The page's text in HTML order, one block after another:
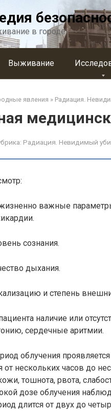
в городе
Выживание
явления » Радиация.
Радиация. Невидимый
важные
сознания.
дыхания.
и степень
наличие или
сердечные аритмии.
облучения
нескольких часов до
тошнота, рвота,
дозе облучения
длится от двух до